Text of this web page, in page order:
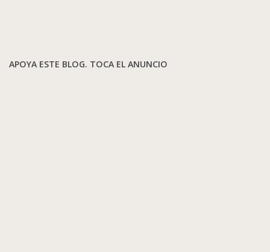
APOYA ESTE BLOG. TOCA EL ANUNCIO